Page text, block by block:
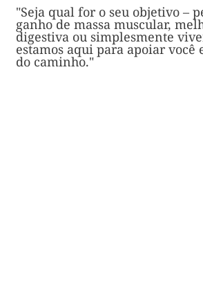
"Seja qual for o seu objetivo –
ganho de massa muscular,
digestiva ou simplesmente
estamos aqui para apoiar você
do caminho."